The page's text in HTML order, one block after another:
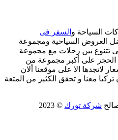
السياحة و السفر فى
العروض السياحية ومجموعة
تتنوع بين رحلات مع مجموعة
الحجز على أكبر مجموعة من
لاتجدها الا على موقعنا ألان
معنا و تحقق الكثير من المتعة
شركة تورك © 2023